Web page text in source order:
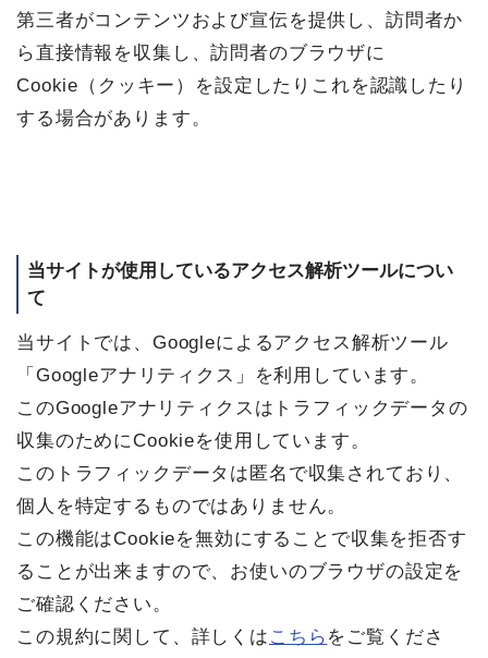
第三者がコンテンツおよび宣伝を提供し、訪問者か
ら直接情報を収集し、訪問者のブラウザに
Cookie（クッキー）を設定したりこれを認識したり
する場合があります。
当サイトが使用しているアクセス解析ツールについ
て
当サイトでは、Googleによるアクセス解析ツール
「Googleアナリティクス」を利用しています。
このGoogleアナリティクスはトラフィックデータの
収集のためにCookieを使用しています。
このトラフィックデータは匿名で収集されており、
個人を特定するものではありません。
この機能はCookieを無効にすることで収集を拒否す
ることが出来ますので、お使いのブラウザの設定を
ご確認ください。
この規約に関して、詳しくは こちら をご覧くださ